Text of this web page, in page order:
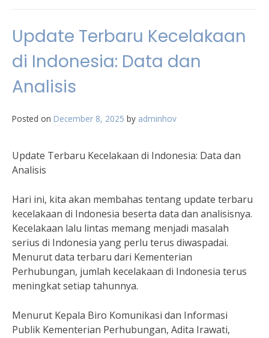
Update Terbaru Kecelakaan
di Indonesia: Data dan
Analisis
Posted on December 8, 2025 by adminhov
Update Terbaru Kecelakaan di Indonesia: Data dan
Analisis
Hari ini, kita akan membahas tentang update terbaru
kecelakaan di Indonesia beserta data dan analisisnya.
Kecelakaan lalu lintas memang menjadi masalah
serius di Indonesia yang perlu terus diwaspadai.
Menurut data terbaru dari Kementerian
Perhubungan, jumlah kecelakaan di Indonesia terus
meningkat setiap tahunnya.
Menurut Kepala Biro Komunikasi dan Informasi
Publik Kementerian Perhubungan, Adita Irawati,